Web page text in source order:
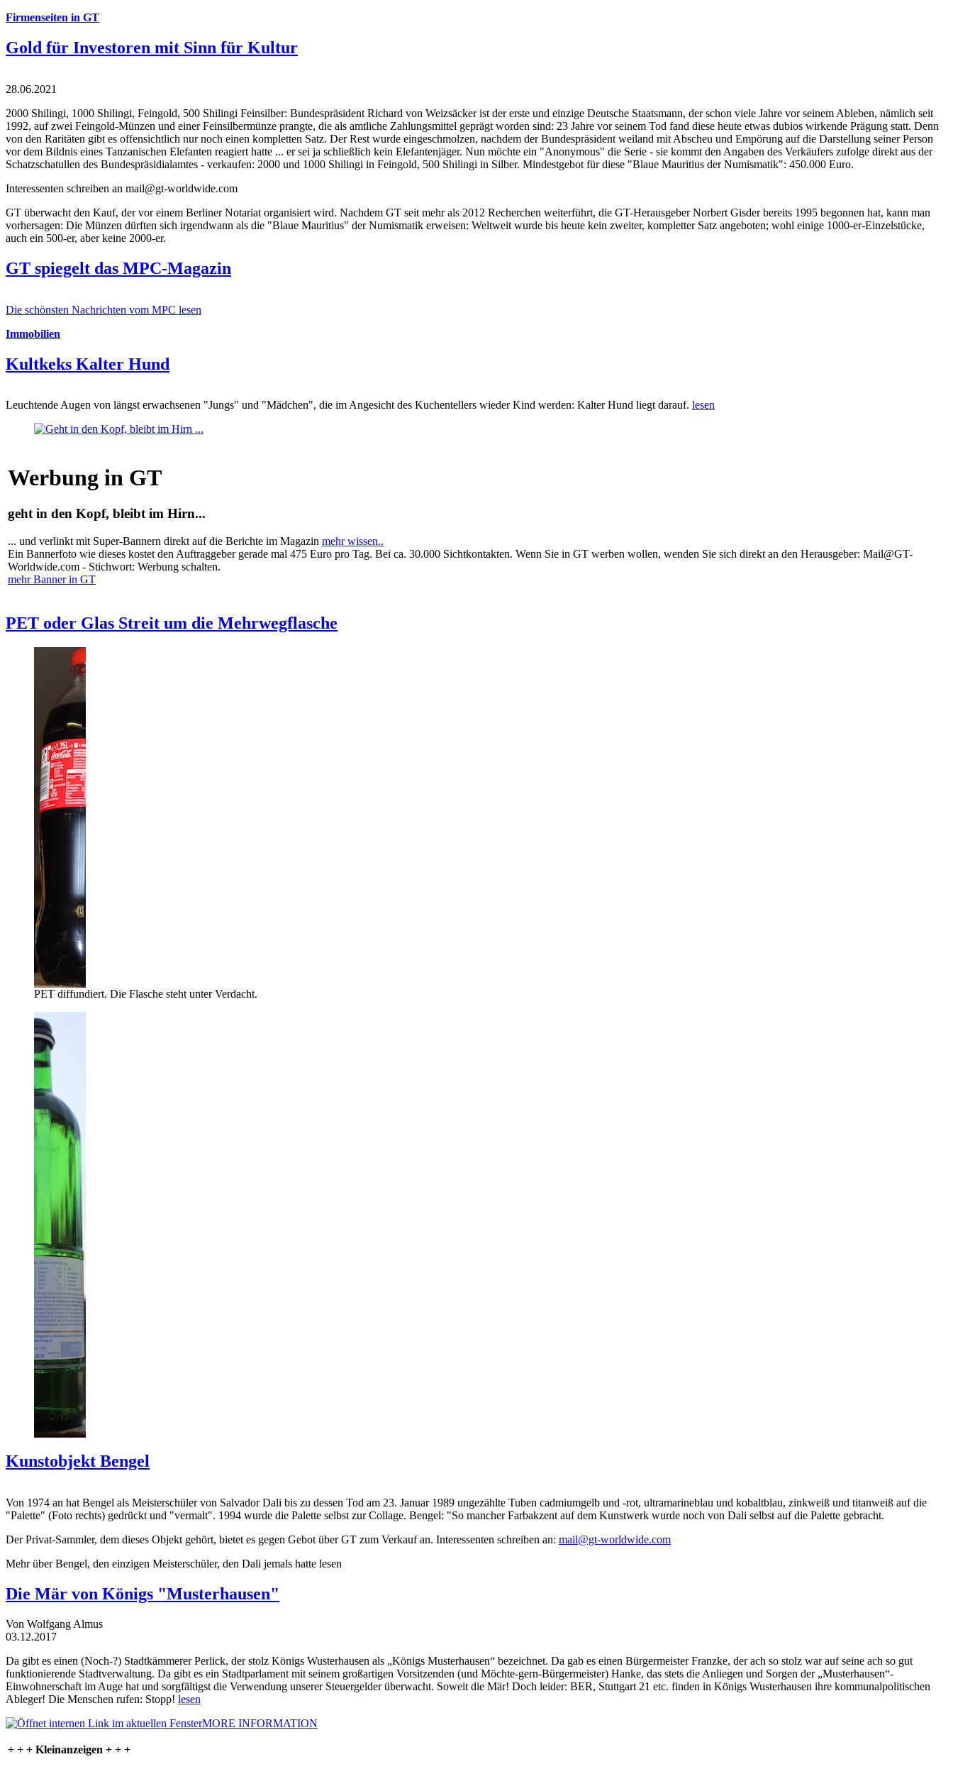
Firmenseiten in GT
Gold für Investoren mit Sinn für Kultur
28.06.2021
2000 Shilingi, 1000 Shilingi, Feingold, 500 Shilingi Feinsilber: Bundespräsident Richard von Weizsäcker ist der erste und einzige Deutsche Staatsmann, der schon viele Jahre vor seinem Ableben, nämlich seit
1992, auf zwei Feingold-Münzen und einer Feinsilbermünze prangte, die als amtliche Zahlungsmittel geprägt worden sind: 23 Jahre vor seinem Tod fand diese heute etwas dubios wirkende Prägung statt. Denn
von den Raritäten gibt es offensichtlich nur noch einen kompletten Satz. Der Rest wurde eingeschmolzen, nachdem der Bundespräsident weiland mit Abscheu und Empörung auf die Darstellung seiner Person
vor dem Bildnis eines Tanzanischen Elefanten reagiert hatte ... er sei ja schließlich kein Elefantenjäger. Nun möchte ein "Anonymous" die Serie - sie kommt den Angaben des Verkäufers zufolge direkt aus der
Schatzschatullen des Bundespräsidialamtes - verkaufen: 2000 und 1000 Shilingi in Feingold, 500 Shilingi in Silber. Mindestgebot für diese "Blaue Mauritius der Numismatik": 450.000 Euro.
Interessenten schreiben an mail@gt-worldwide.com
GT überwacht den Kauf, der vor einem Berliner Notariat organisiert wird. Nachdem GT seit mehr als 2012 Recherchen weiterführt, die GT-Herausgeber Norbert Gisder bereits 1995 begonnen hat, kann man
vorhersagen: Die Münzen dürften sich irgendwann als die "Blaue Mauritius" der Numismatik erweisen: Weltweit wurde bis heute kein zweiter, kompletter Satz angeboten; wohl einige 1000-er-Einzelstücke,
auch ein 500-er, aber keine 2000-er.
GT spiegelt das MPC-Magazin
Die schönsten Nachrichten vom MPC lesen
Immobilien
Kultkeks Kalter Hund
Leuchtende Augen von längst erwachsenen "Jungs" und "Mädchen", die im Angesicht des Kuchentellers wieder Kind werden: Kalter Hund liegt darauf. lesen
Werbung in GT
geht in den Kopf, bleibt im Hirn...
... und verlinkt mit Super-Bannern direkt auf die Berichte im Magazin mehr wissen..
Ein Bannerfoto wie dieses kostet den Auftraggeber gerade mal 475 Euro pro Tag. Bei ca. 30.000 Sichtkontakten. Wenn Sie in GT werben wollen, wenden Sie sich direkt an den Herausgeber: Mail@GT-
Worldwide.com - Stichwort: Werbung schalten.
mehr Banner in GT
PET oder Glas Streit um die Mehrwegflasche
PET diffundiert. Die Flasche steht unter Verdacht.
Kunstobjekt Bengel
Von 1974 an hat Bengel als Meisterschüler von Salvador Dali bis zu dessen Tod am 23. Januar 1989 ungezählte Tuben cadmiumgelb und -rot, ultramarineblau und kobaltblau, zinkweiß und titanweiß auf die
"Palette" (Foto rechts) gedrückt und "vermalt". 1994 wurde die Palette selbst zur Collage. Bengel: "So mancher Farbakzent auf dem Kunstwerk wurde noch von Dali selbst auf die Palette gebracht.
Der Privat-Sammler, dem dieses Objekt gehört, bietet es gegen Gebot über GT zum Verkauf an. Interessenten schreiben an: mail@gt-worldwide.com
Mehr über Bengel, den einzigen Meisterschüler, den Dali jemals hatte lesen
Die Mär von Königs "Musterhausen"
Von Wolfgang Almus
03.12.2017
Da gibt es einen (Noch-?) Stadtkämmerer Perlick, der stolz Königs Wusterhausen als „Königs Musterhausen“ bezeichnet. Da gab es einen Bürgermeister Franzke, der ach so stolz war auf seine ach so gut
funktionierende Stadtverwaltung. Da gibt es ein Stadtparlament mit seinem großartigen Vorsitzenden (und Möchte-gern-Bürgermeister) Hanke, das stets die Anliegen und Sorgen der „Musterhausen“-
Einwohnerschaft im Auge hat und sorgfältigst die Verwendung unserer Steuergelder überwacht. Soweit die Mär! Doch leider: BER, Stuttgart 21 etc. finden in Königs Wusterhausen ihre kommunalpolitischen
Ableger! Die Menschen rufen: Stopp! lesen
MORE INFORMATION
+ + + Kleinanzeigen + + +